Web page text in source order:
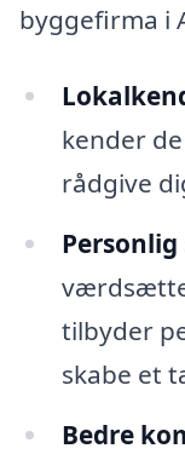
byggefirma i
kender
rådgive
Personlig
tilbyder
skabe et
Bedre